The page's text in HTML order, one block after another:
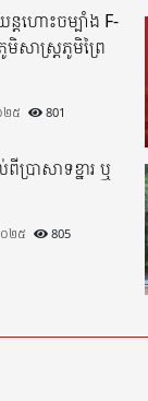
ន្តហោះចម្បាំង F-
មិសាស្ត្រភូមិព្រៃ
២៥​ 801
រាសាទខ្នារ ឬ
២០២៥​ 805